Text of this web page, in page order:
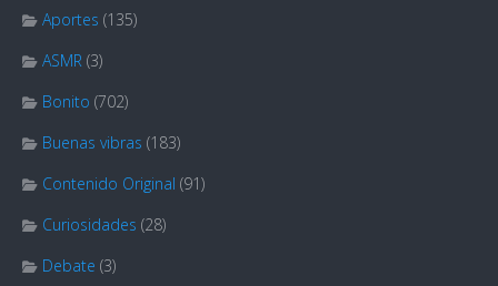
Aportes (135)
ASMR (3)
Bonito (702)
Buenas vibras (183)
Contenido Original (91)
Curiosidades (28)
Debate (3)